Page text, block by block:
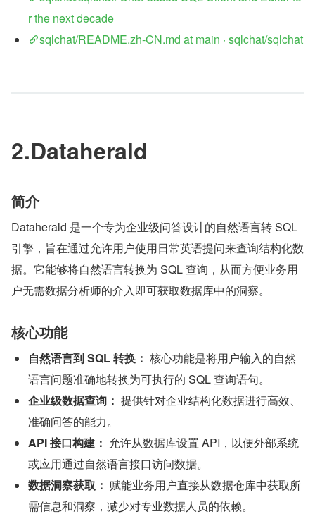
r the next decade
sqlchat/README.zh-CN.md at main · sqlchat/sqlchat
2.Dataherald
简介
Dataherald 是一个专为企业级问答设计的自然语言转 SQL
引擎，旨在通过允许用户使用日常英语提问来查询结构化数
据。它能够将自然语言转换为 SQL 查询，从而方便业务用
户无需数据分析师的介入即可获取数据库中的洞察。
核心功能
自然语言到 SQL 转换： 核心功能是将用户输入的自然
语言问题准确地转换为可执行的 SQL 查询语句。
企业级数据查询： 提供针对企业结构化数据进行高效、
准确问答的能力。
API 接口构建： 允许从数据库设置 API，以便外部系统
或应用通过自然语言接口访问数据。
数据洞察获取： 赋能业务用户直接从数据仓库中获取所
需信息和洞察，减少对专业数据人员的依赖。